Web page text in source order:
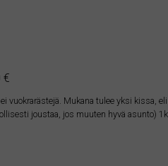
€
vuokrarästejä. Mukana tulee yksi kissa,
joustaa, jos muuten hyvä asunto)